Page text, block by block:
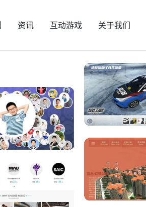
资讯 互动游戏 关于我们